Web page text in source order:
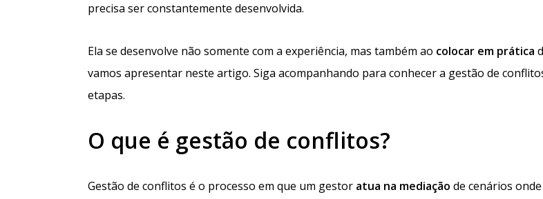
precisa ser constantemente desenvolvida.
Ela se desenvolve não somente com a experiência, mas também ao colocar em prática
vamos apresentar neste artigo. Siga acompanhando para conhecer a gestão de
etapas.
O que é gestão de conflitos?
Gestão de conflitos é o processo em que um gestor atua na mediação de cenários